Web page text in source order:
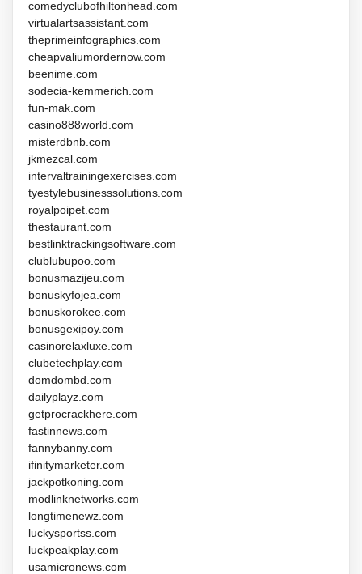
comedyclubofhiltonhead.com
virtualartsassistant.com
theprimeinfographics.com
cheapvaliumordernow.com
beenime.com
sodecia-kemmerich.com
fun-mak.com
casino888world.com
misterdbnb.com
jkmezcal.com
intervaltrainingexercises.com
tyestylebusinesssolutions.com
royalpoipet.com
thestaurant.com
bestlinktrackingsoftware.com
clublubupoo.com
bonusmazijeu.com
bonuskyfojea.com
bonuskorokee.com
bonusgexipoy.com
casinorelaxluxe.com
clubetechplay.com
domdombd.com
dailyplayz.com
getprocrackhere.com
fastinnews.com
fannybanny.com
ifinitymarketer.com
jackpotkoning.com
modlinknetworks.com
longtimenewz.com
luckysportss.com
luckpeakplay.com
usamicronews.com